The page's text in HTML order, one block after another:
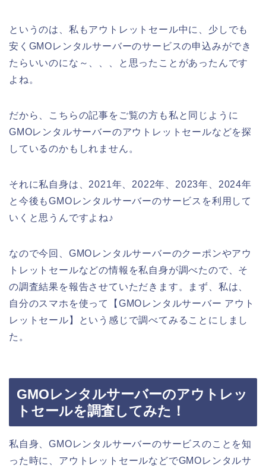
というのは、私もアウトレットセール中に、少しでも
安くGMOレンタルサーバーのサービスの申込みができ
たらいいのにな～、、、と思ったことがあったんです
よね。
だから、こちらの記事をご覧の方も私と同じように
GMOレンタルサーバーのアウトレットセールなどを探
しているのかもしれません。
それに私自身は、2021年、2022年、2023年、2024年
と今後もGMOレンタルサーバーのサービスを利用して
いくと思うんですよね♪
なので今回、GMOレンタルサーバーのクーポンやアウ
トレットセールなどの情報を私自身が調べたので、そ
の調査結果を報告させていただきます。まず、私は、
自分のスマホを使って【GMOレンタルサーバー アウト
レットセール】という感じで調べてみることにしまし
た。
GMOレンタルサーバーのアウトレッ
トセールを調査してみた！
私自身、GMOレンタルサーバーのサービスのことを知
った時に、アウトレットセールなどでGMOレンタルサ